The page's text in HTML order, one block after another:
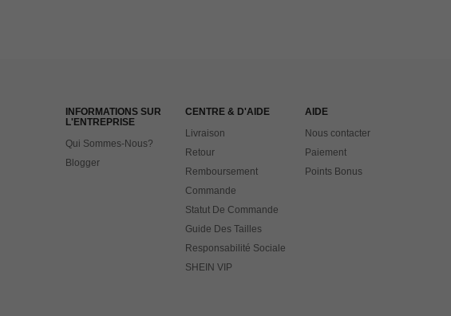
INFORMATIONS SUR
L'ENTREPRISE
Qui Sommes-Nous?
Blogger
CENTRE & D'AIDE
Livraison
Retour
Remboursement
Commande
Statut De Commande
Guide Des Tailles
Responsabilité Sociale
SHEIN VIP
AIDE
Nous contacter
Paiement
Points Bonus